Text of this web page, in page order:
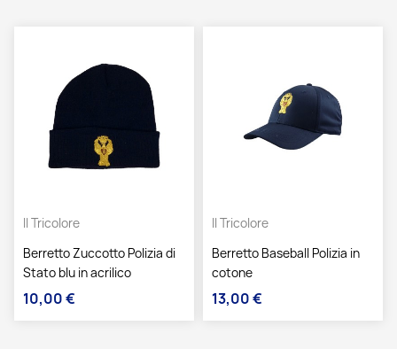
Il Tricolore
Berretto Zuccotto Polizia di
Stato blu in acrilico
Prezzo
10,00 €
Il Tricolore
Berretto Baseball Polizia in
cotone
Prezzo
13,00 €